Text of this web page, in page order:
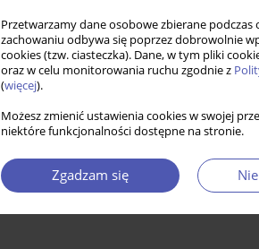
Przetwarzamy dane osobowe zbierane
zachowaniu odbywa się poprzez dobrowolnie
cookies (tzw. ciasteczka). Dane, w tym pliki
oraz w celu monitorowania ruchu zgodnie z
(więcej).
Możesz zmienić ustawienia cookies w swojej
niektóre funkcjonalności dostępne na stronie.
Zgadzam się